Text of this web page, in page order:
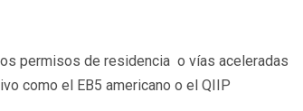
permisos de residencia o vías aceleradas
como el EB5 americano o el QIIP